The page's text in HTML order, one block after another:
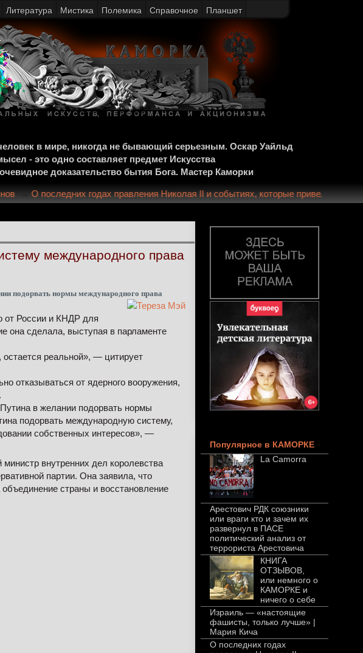
в мире, никогда не бывающий серьезным. Оскар Уайльд
- это одно составляет предмет Искусства
доказательство бытия Бога. Мастер Каморки
→ О последних годах правления Николая II и событиях, которые привели к
международного права
подорвать нормы международного права
от России и КНДР для
она сделала, выступая в парламенте
остается реальной», — цитирует
отказываться от ядерного вооружения,
в желании подорвать нормы
подорвать международную систему,
собственных интересов», —
внутренних дел королевства
партии. Она заявила, что
страны и восстановление
Популярное в КАМОРКЕ
La Camorra
Арестович РДК союзники
или враги кто и зачем их
развернул в ПАСЕ
политический анализ от
террориста Арестовича
КНИГА
ОТЗЫВОВ,
или немного о
КАМОРКЕ и
ничего о себе
Израиль — «настоящие
фашисты, только лучше» |
Мария Кича
О последних годах
Литература Мистика Полемика Справочное Планшет